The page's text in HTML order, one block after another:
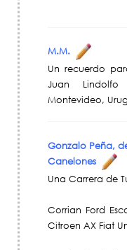
M.M.
Un recuerdo
Juan Lindolfo
Montevideo,
Gonzalo Peña,
Canelones
Una Carrera de
Corrian Ford
Citroen AX Fiat